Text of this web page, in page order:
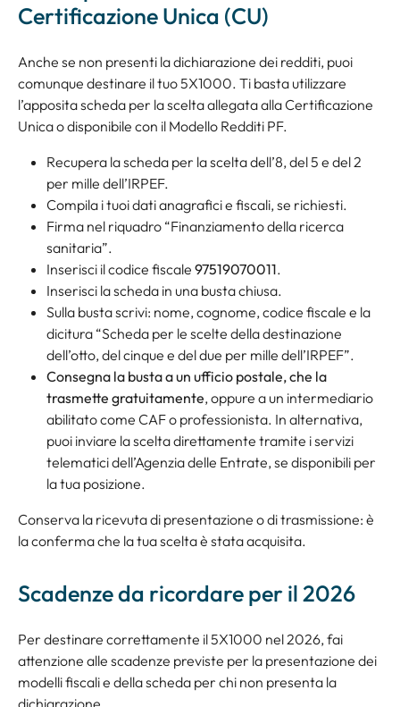
Certificazione Unica (CU)
Anche se non presenti la dichiarazione dei redditi, puoi
comunque destinare il tuo 5X1000. Ti basta utilizzare
l’apposita scheda per la scelta allegata alla Certificazione
Unica o disponibile con il Modello Redditi PF.
Recupera la scheda per la scelta dell’8, del 5 e del 2
per mille dell’IRPEF.
Compila i tuoi dati anagrafici e fiscali, se richiesti.
Firma nel riquadro “Finanziamento della ricerca
sanitaria”.
Inserisci il codice fiscale 97519070011.
Inserisci la scheda in una busta chiusa.
Sulla busta scrivi: nome, cognome, codice fiscale e la
dicitura “Scheda per le scelte della destinazione
dell’otto, del cinque e del due per mille dell’IRPEF”.
Consegna la busta a un ufficio postale, che la
trasmette gratuitamente, oppure a un intermediario
abilitato come CAF o professionista. In alternativa,
puoi inviare la scelta direttamente tramite i servizi
telematici dell’Agenzia delle Entrate, se disponibili per
la tua posizione.
Conserva la ricevuta di presentazione o di trasmissione: è
la conferma che la tua scelta è stata acquisita.
Scadenze da ricordare per il 2026
Per destinare correttamente il 5X1000 nel 2026, fai
attenzione alle scadenze previste per la presentazione dei
modelli fiscali e della scheda per chi non presenta la